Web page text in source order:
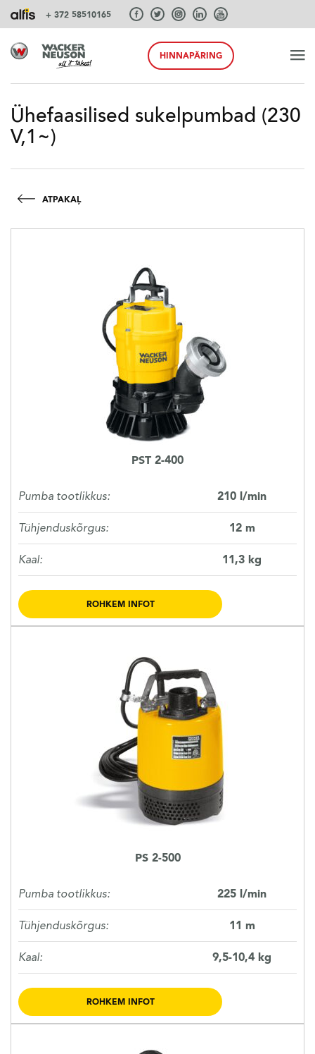
+ 372 58510165
ALGUS
AKSESSUAARID
KASUTATUD TEHNIKA
KARJÄÄR
MEIST
HINNAPÄRING
Ühefaasilised sukelpumbad (230
V,1~)
ATPAKAĻ
PST 2-400
Pumba tootlikkus: 210 l/min
Tühjenduskõrgus: 12 m
Kaal: 11,3 kg
ROHKEM INFOT
PS 2-500
Pumba tootlikkus: 225 l/min
Tühjenduskõrgus: 11 m
Kaal: 9,5-10,4 kg
ROHKEM INFOT